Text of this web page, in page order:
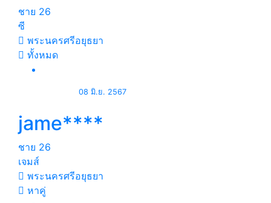
ชาย 26
ซี
พระนครศรีอยุธยา
ทั้งหมด
08 มิ.ย. 2567
jame****
ชาย 26
เจมส์
พระนครศรีอยุธยา
หาคู่